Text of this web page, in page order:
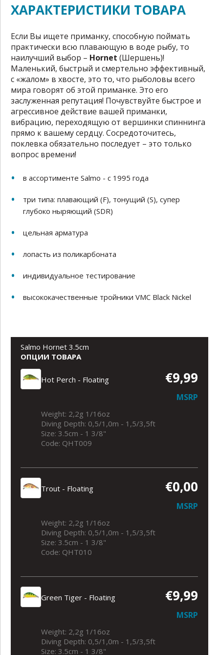
ХАРАКТЕРИСТИКИ ТОВАРА
Если Вы ищете приманку, способную поймать
практически всю плавающую в воде рыбу, то
наилучший выбор – Hornet (Шершень)!
Маленький, быстрый и смертельно эффективный,
с «жалом» в хвосте, это то, что рыболовы всего
мира говорят об этой приманке. Это его
заслуженная репутация! Почувствуйте быстрое и
агрессивное действие вашей приманки,
вибрацию, переходящую от вершинки спиннинга
прямо к вашему сердцу. Сосредоточитесь,
поклевка обязательно последует – это только
вопрос времени!
в ассортименте Salmo - c 1995 года
три типа: плавающий (F), тонущий (S), супер
глубоко ныряющий (SDR)
цельная арматура
лопасть из поликарбоната
индивидуальное тестирование
высококачественные тройники VMC Black Nickel
Salmo Hornet 3.5cm
ОПЦИИ ТОВАРА
Hot Perch - Floating €9,99
MSRP
Weight: 2,2g 1/16oz
Diving Depth: 0,5/1,0m - 1,5/3,5ft
Size: 3.5cm - 1 3/8"
Code: QHT009
Trout - Floating €0,00
MSRP
Weight: 2,2g 1/16oz
Diving Depth: 0,5/1,0m - 1,5/3,5ft
Size: 3.5cm - 1 3/8"
Code: QHT010
Green Tiger - Floating €9,99
MSRP
Weight: 2,2g 1/16oz
Diving Depth: 0,5/1,0m - 1,5/3,5ft
Size: 3.5cm - 1 3/8"